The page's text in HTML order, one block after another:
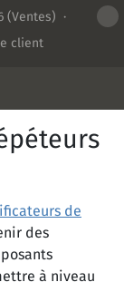
(Ventes) ·
client
de
des
à niveau